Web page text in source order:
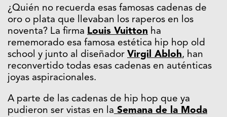
¿Quién no recuerda esas famosas cadenas de
oro o plata que llevaban los raperos en los
noventa? La firma Louis Vuitton ha
rememorado esa famosa estética hip hop old
school y junto al diseñador Virgil Abloh, han
reconvertido todas esas cadenas en auténticas
joyas aspiracionales.
A parte de las cadenas de hip hop que ya
pudieron ser vistas en la Semana de la Moda